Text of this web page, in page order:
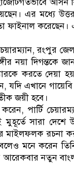
এর মধ্যে
ফাইনাল করেছেন।
চেয়ারম্যান,
নয়া
করতে দেয়া
যদি এখানে
জয়ী হবে।
পার্টি
মুহূর্তে সারা
মাইলফলক
মনে করেন
আরেকবার নতুন